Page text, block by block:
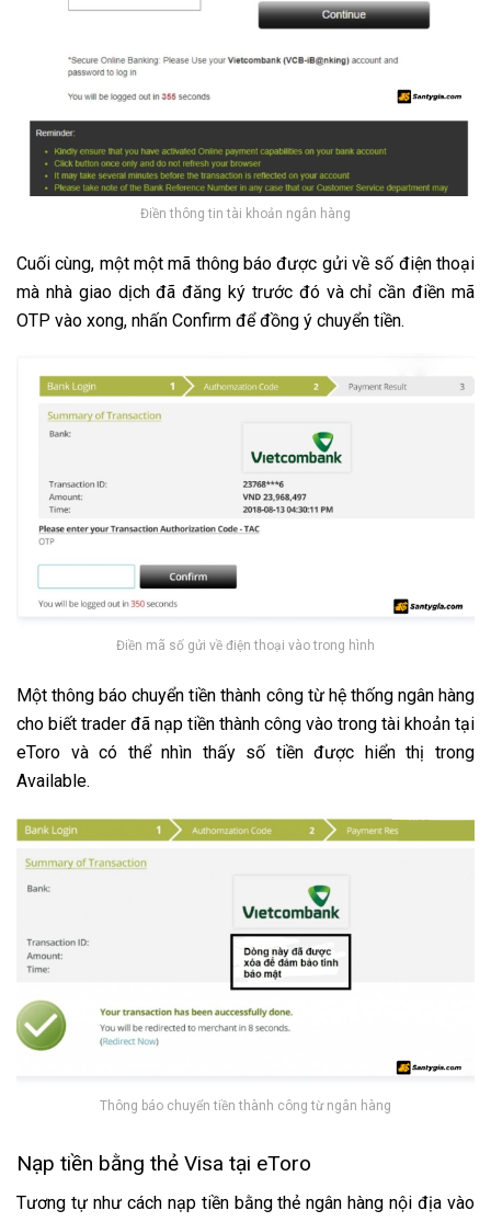
Điền thông tin tài khoản ngân hàng
Cuối cùng, một một mã thông báo được gửi về số điện thoại
mà nhà giao dịch đã đăng ký trước đó và chỉ cần điền mã
OTP vào xong, nhấn Confirm để đồng ý chuyển tiền.
Điền mã số gửi về điện thoại vào trong hình
Một thông báo chuyển tiền thành công từ hệ thống ngân hàng
cho biết trader đã nạp tiền thành công vào trong tài khoản tại
eToro và có thể nhìn thấy số tiền được hiển thị trong
Available.
Thông báo chuyển tiền thành công từ ngân hàng
Nạp tiền bằng thẻ Visa tại eToro
Tương tự như cách nạp tiền bằng thẻ ngân hàng nội địa vào